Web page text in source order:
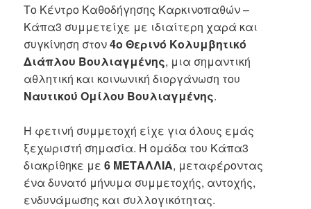
Το Κέντρο Καθοδήγησης Καρκινοπαθών –
Κάπα3 συμμετείχε με ιδιαίτερη χαρά και
συγκίνηση στον4ο Θερινό Κολυμβητικό
Διάπλου Βουλιαγμένης, μια σημαντική
αθλητική και κοινωνική διοργάνωση του
Ναυτικού Ομίλου Βουλιαγμένης.
Η φετινή συμμετοχή είχε για όλους εμάς
ξεχωριστή σημασία. Η ομάδα του Κάπα3
διακρίθηκε με6 ΜΕΤΑΛΛΙΑ, μεταφέροντας
ένα δυνατό μήνυμα συμμετοχής, αντοχής,
ενδυνάμωσης και συλλογικότητας.